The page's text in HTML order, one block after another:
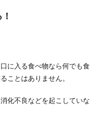
に入る食べ物なら何でも食
ことはありません。
化不良などを起こしていな